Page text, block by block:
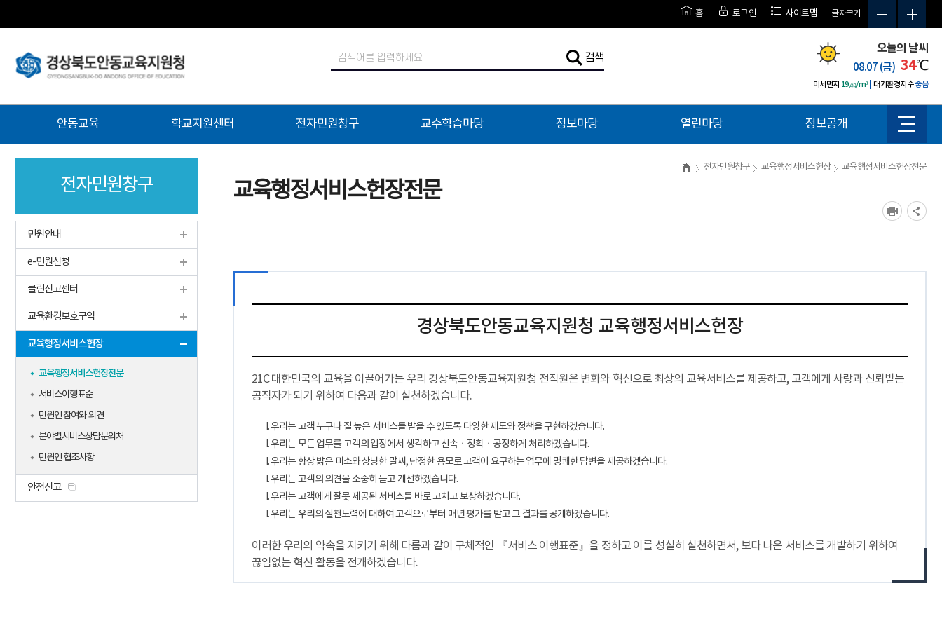
글자크기
홈 로그인 사이트맵
오늘의 날씨
08.07 (금) 34℃
미세먼지 19㎍/m³ 대기환경지수좋음
검
색
입
력
검색
뉴
사
이
안동교육 학교지원센터 전자민원창구 교수학습마당 정보마당 열린마당 정보공개
전자민원창구
민원안내
e-민원신청
클린신고센터
교육환경보호구역
교육행정서비스헌장
교육행정서비스헌장전문
서비스이행표준
민원인 참여와 의견
분야별서비스상담문의처
민원인 협조사항
안전신고
전자민원창구 교육행정서비스헌장 교육행정서비스헌장전문
교육행정서비스헌장전문
경상북도안동교육지원청 교육행정서비스헌장
21C 대한민국의 교육을 이끌어가는 우리 경상북도안동교육지원청 전직원은 변화와 혁신으로 최상의 교육서비스를 제공하고, 고객에게 사랑과 신뢰받는
공직자가 되기 위하여 다음과 같이 실천하겠습니다.
I. 우리는 고객 누구나 질 높은 서비스를 받을 수 있도록 다양한 제도와 정책을 구현하겠습니다.
I. 우리는 모든 업무를 고객의 입장에서 생각하고 신속ㆍ정확ㆍ공정하게 처리하겠습니다.
I. 우리는 항상 밝은 미소와 상냥한 말씨, 단정한 용모로 고객이 요구하는 업무에 명쾌한 답변을 제공하겠습니다.
I. 우리는 고객의 의견을 소중히 듣고 개선하겠습니다.
I. 우리는 고객에게 잘못 제공된 서비스를 바로 고치고 보상하겠습니다.
I. 우리는 우리의 실천노력에 대하여 고객으로부터 매년 평가를 받고 그 결과를 공개하겠습니다.
이러한 우리의 약속을 지키기 위해 다름과 같이 구체적인 『서비스 이행표준』을 정하고 이를 성실히 실천하면서, 보다 나은 서비스를 개발하기 위하여
끊임없는 혁신 활동을 전개하겠습니다.